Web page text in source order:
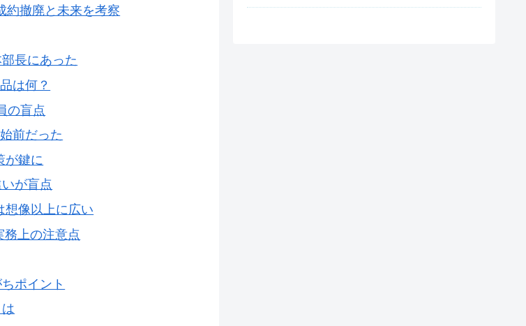
約撤廃と未来を考察
長にあった
は何？
の盲点
前だった
が鍵に
が盲点
想像以上に広い
務上の注意点
ポイント